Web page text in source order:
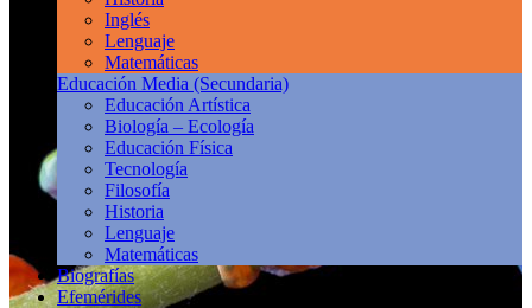
Inglés
Lenguaje
Matemáticas
Educación Media (Secundaria)
Educación Artística
Biología – Ecología
Educación Física
Tecnología
Filosofía
Historia
Lenguaje
Matemáticas
Biografías
Efemérides